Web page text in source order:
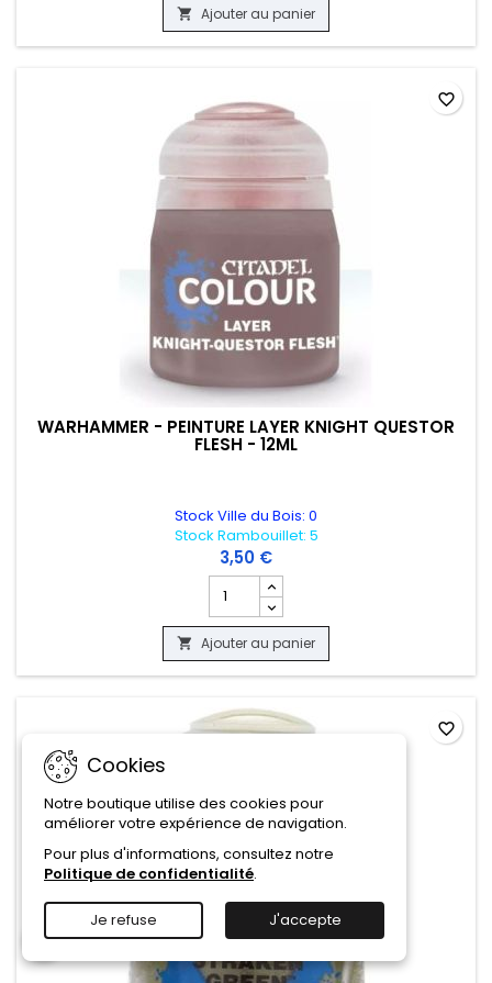
 Ajouter au panier
WARHAMMER - PEINTURE LAYER KNIGHT QUESTOR
FLESH - 12ML
Stock Ville du Bois: 0
Stock Rambouillet: 5
3,50 €
Champ quantité du produit WARHAMMER
 Ajouter au panier
favorite_border
favorite_border
Cookies
Notre boutique utilise des cookies pour
améliorer votre expérience de navigation.
Pour plus d'informations, consultez notre
Politique de confidentialité.
Je refuse J'accepte